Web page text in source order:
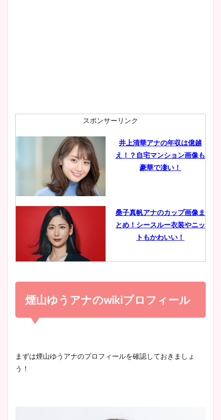
肉も凄い！
鈴木唯の太ってた時の体重が
ヤバすぎww原因や痩せたダ
豊島実季アナのカップ画像ま
とめ！美脚や水着姿に年齢も
宇賀神メグアナのニット画像
スポンサーリンク
井上清華アナの年収は億越
え！？自宅マンション画像も
豪華で凄い！
桑子真帆アナのカップ画像ま
とめ！シースルー衣装やニッ
トもかわいい！
小室瑛莉子のカップ画像まと
め！足が美脚でニット衣装も
かわいい！
清水麻椰アナのかわいい画
煙山ゆうアナのwikiプロフィール
まずは煙山ゆうアナのプロフィールを確認しておきましょ
う！